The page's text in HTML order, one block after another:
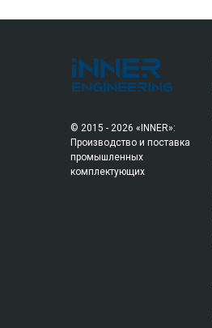
© 2015 - 2026 «INNER»:
Производство и поставка
промышленных
комплектующих